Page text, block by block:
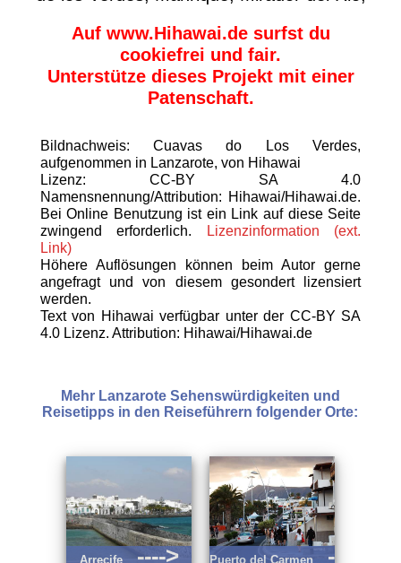
Auf www.Hihawai.de surfst du
cookiefrei und fair.
Unterstütze dieses Projekt mit einer
Patenschaft.
Bildnachweis: Cuavas do Los Verdes,
aufgenommen in Lanzarote, von Hihawai
Lizenz: CC-BY SA 4.0
Namensnennung/Attribution: Hihawai/Hihawai.de.
Bei Online Benutzung ist ein Link auf diese Seite
zwingend erforderlich.
Lizenzinformation (ext.
Link)
Höhere Auflösungen können beim Autor gerne
angefragt und von diesem gesondert lizensiert
werden.
Text von Hihawai verfügbar unter der CC-BY SA
4.0 Lizenz. Attribution: Hihawai/Hihawai.de
Mehr Lanzarote Sehenswürdigkeiten und
Reisetipps in den Reiseführern folgender Orte:
Arrecife ----> Puerto del Carmen
-